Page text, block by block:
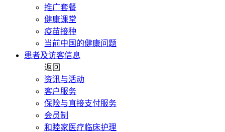
推广套餐
健康课堂
疫苗接种
当前中国的健康问题
患者及访客信息
返回
资讯与活动
客户服务
保险与直接支付服务
会员制
和睦家医疗临床护理